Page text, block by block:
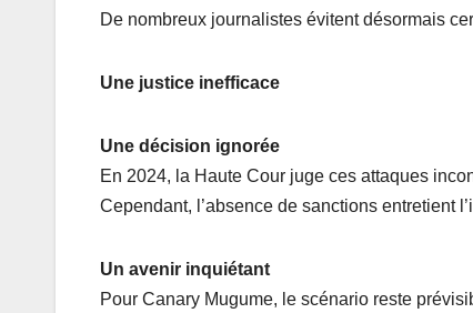
De nombreux journalistes évitent désormais
Une justice inefficace
Une décision ignorée
En 2024, la Haute Cour juge ces attaques
Cependant, l’absence de sanctions entretient
Un avenir inquiétant
Pour Canary Mugume, le scénario reste